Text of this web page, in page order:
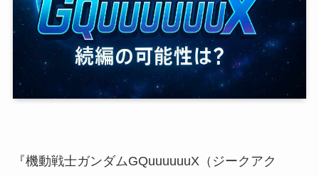
『機動戦士ガンダムGQuuuuuuX（ジークアク